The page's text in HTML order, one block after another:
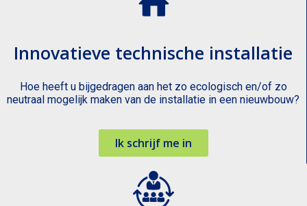
Innovatieve technische installatie
Hoe heeft u bijgedragen aan het zo ecologisch en/of zo
neutraal mogelijk maken van de installatie in een nieuwbouw?
Ik schrijf me in